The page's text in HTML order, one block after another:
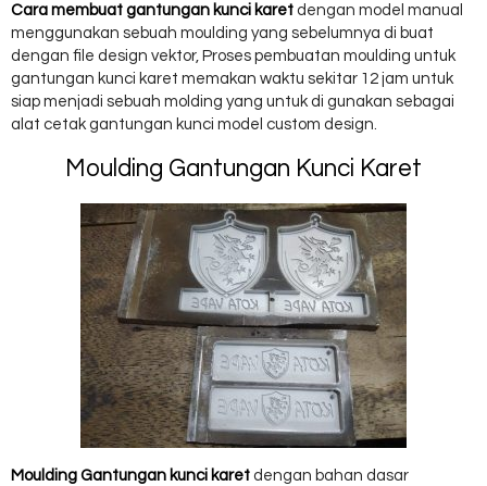
Cara membuat gantungan kunci karet dengan model manual
menggunakan sebuah moulding yang sebelumnya di buat
dengan file design vektor, Proses pembuatan moulding untuk
gantungan kunci karet memakan waktu sekitar 12 jam untuk
siap menjadi sebuah molding yang untuk di gunakan sebagai
alat cetak gantungan kunci model custom design.
Moulding Gantungan Kunci Karet
Moulding Gantungan kunci karet dengan bahan dasar